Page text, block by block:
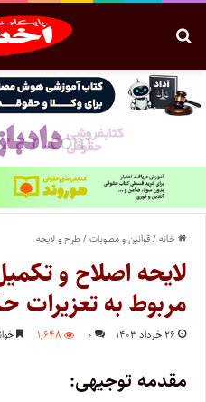
خانه/قوانین و مصوبات/ طرح و لایحه
لایحه اصلاح و
مربوط به تعزیرات
۲۶ خرداد ۱۴۰۳ ۰ ۱,۶۴۸
مقدمه توجیهی: